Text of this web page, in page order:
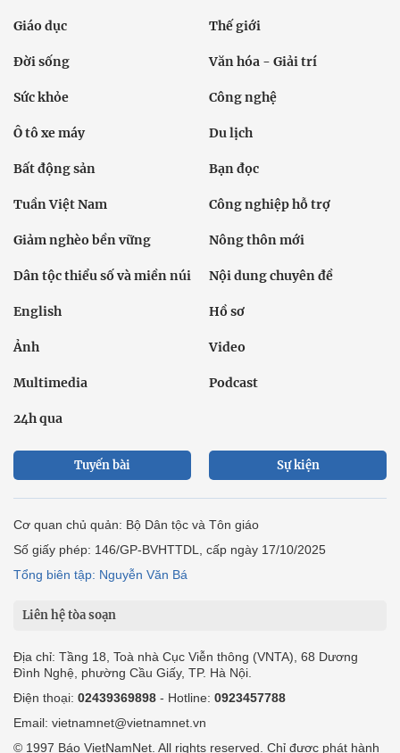
Giáo dục Thế giới
Đời sống Văn hóa - Giải trí
Sức khỏe Công nghệ
Ô tô xe máy Du lịch
Bất động sản Bạn đọc
Tuần Việt Nam Công nghiệp hỗ trợ
Giảm nghèo bền vững Nông thôn mới
Dân tộc thiểu số và miền núi Nội dung chuyên đề
English Hồ sơ
Ảnh Video
Multimedia Podcast
24h qua
Tuyến bài Sự kiện
Cơ quan chủ quản: Bộ Dân tộc và Tôn giáo
Số giấy phép: 146/GP-BVHTTDL, cấp ngày 17/10/2025
Tổng biên tập: Nguyễn Văn Bá
Liên hệ tòa soạn
Địa chỉ: Tầng 18, Toà nhà Cục Viễn thông (VNTA), 68 Dương
Đình Nghệ, phường Cầu Giấy, TP. Hà Nội.
Điện thoại: 02439369898 - Hotline: 0923457788
Email: vietnamnet@vietnamnet.vn
© 1997 Báo VietNamNet. All rights reserved. Chỉ được phát hành